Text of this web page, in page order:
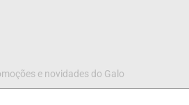
e novidades do Galo